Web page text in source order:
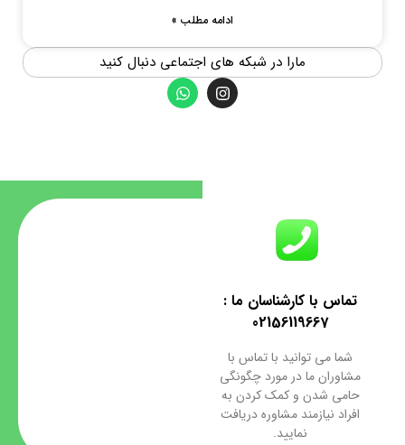
ادامه مطلب »
مارا در شبکه های اجتماعی دنبال کنید
تماس با کارشناسان ما :
02156119667
شما می توانید با تماس با
مشاوران ما در مورد چگونگی
حامی شدن و کمک کردن به
افراد نیازمند مشاوره دریافت
نمایید.